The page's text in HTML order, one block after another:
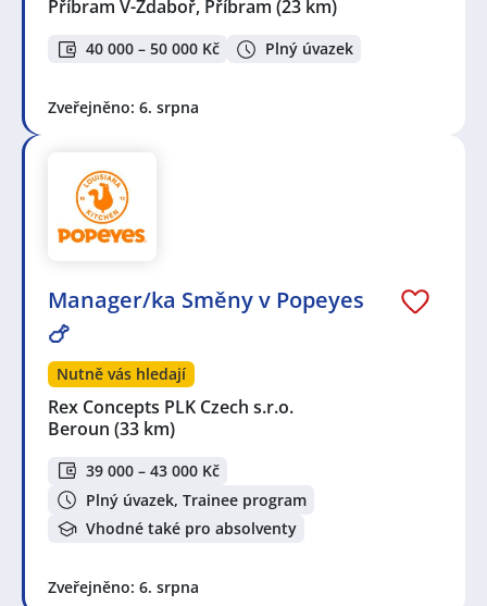
Příbram V-Zdaboř, Příbram (23 km)
40 000 – 50 000 Kč Plný úvazek
Zveřejněno: 6. srpna
Manager/ka Směny v Popeyes
🍗
Nutně vás hledají
Rex Concepts PLK Czech s.r.o.
Beroun (33 km)
39 000 – 43 000 Kč
Plný úvazek, Trainee program
Vhodné také pro absolventy
Zveřejněno: 6. srpna